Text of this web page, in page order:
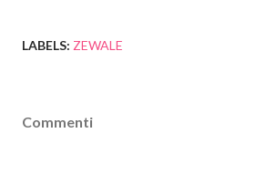
LABELS: ZEWALE
Commenti